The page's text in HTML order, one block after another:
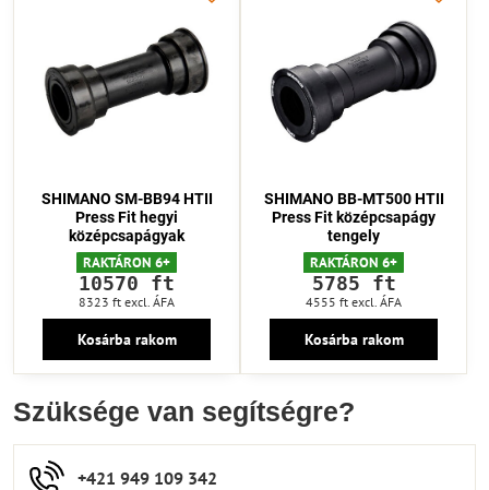
SHIMANO SM-BB94 HTII
Press Fit hegyi
középcsapágyak
RAKTÁRON 6+
10570 ft
8323 ft excl. ÁFA
Kosárba rakom
SHIMANO BB-MT500 HTII
Press Fit középcsapágy
tengely
RAKTÁRON 6+
5785 ft
4555 ft excl. ÁFA
Kosárba rakom
Szüksége van segítségre?
+421 949 109 342